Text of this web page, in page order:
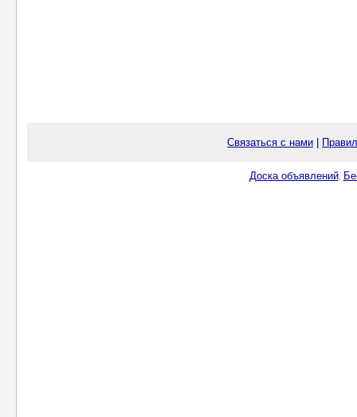
Связаться с нами
Доска объявлений.